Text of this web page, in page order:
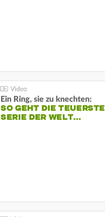
Ein Ring, sie zu knechten:
SO GEHT DIE TEUERSTE
SERIE DER WELT…